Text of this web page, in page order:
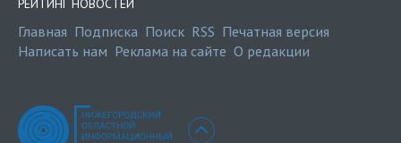
РЕЙТИНГ НОВОСТЕЙ
Главная Подписка Поиск RSS Печатная версия
Написать нам Реклама на сайте О редакции